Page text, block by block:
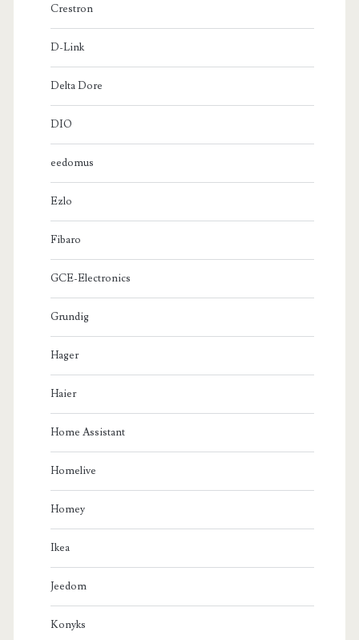
Crestron
D-Link
Delta Dore
DIO
eedomus
Ezlo
Fibaro
GCE-Electronics
Grundig
Hager
Haier
Home Assistant
Homelive
Homey
Ikea
Jeedom
Konyks